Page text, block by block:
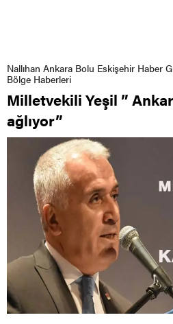
Nallıhan Ankara Bolu Eskişehir Haber
Bölge Haberleri
Milletvekili Yeşil ”
ağlıyor”